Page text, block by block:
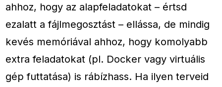
ahhoz, hogy az alapfeladatokat – értsd
ezalatt a fájlmegosztást – ellássa, de mindig
kevés memóriával ahhoz, hogy komolyabb
extra feladatokat (pl. Docker vagy virtuális
gép futtatása) is rábízhass. Ha ilyen terveid